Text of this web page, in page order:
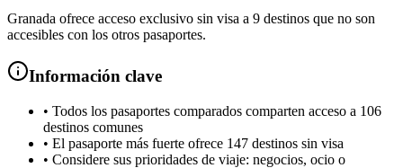
Granada ofrece acceso exclusivo sin visa a 9 destinos que no son
accesibles con los otros pasaportes.
Información clave
• Todos los pasaportes comparados comparten acceso a 106
destinos comunes
• El pasaporte más fuerte ofrece 147 destinos sin visa
• Considere sus prioridades de viaje: negocios, ocio o